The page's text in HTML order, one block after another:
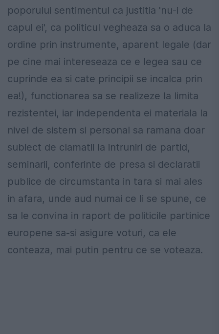
poporului sentimentul ca justitia 'nu-i de
capul ei', ca politicul vegheaza sa o aduca la
ordine prin instrumente, aparent legale (dar
pe cine mai intereseaza ce e legea sau ce
cuprinde ea si cate principii se incalca prin
ea!), functionarea sa se realizeze la limita
rezistentei, iar independenta ei materiala la
nivel de sistem si personal sa ramana doar
subiect de clamatii la intruniri de partid,
seminarii, conferinte de presa si declaratii
publice de circumstanta in tara si mai ales
in afara, unde aud numai ce li se spune, ce
sa le convina in raport de politicile partinice
europene sa-si asigure voturi, ca ele
conteaza, mai putin pentru ce se voteaza.